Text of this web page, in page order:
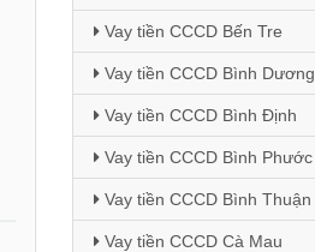
Vay tiền CCCD Bến Tre
Vay tiền CCCD Bình Dương
Vay tiền CCCD Bình Định
Vay tiền CCCD Bình Phước
Vay tiền CCCD Bình Thuận
Vay tiền CCCD Cà Mau